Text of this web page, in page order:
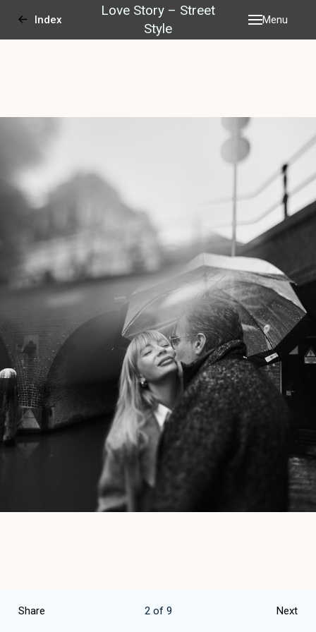
Menu
Portfolio
Zakelijk
Prijslijst
Contact
Love Story – Street
Style
Index
Next
Share 2of 9